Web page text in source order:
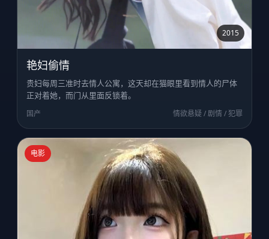
2015
艳妇偷情
贵妇每周三准时去情人公寓，这天却在猫眼里看到情人的尸体
正对着她，而门从里面反锁着。
国产 情欲悬疑 / 剧情 / 犯罪
电影